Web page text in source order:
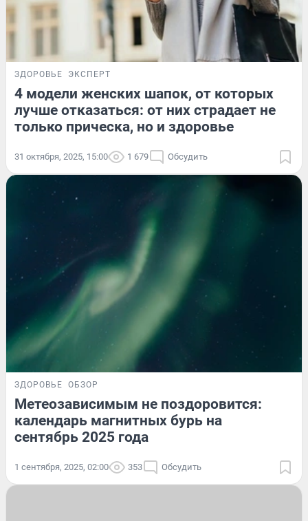
ЗДОРОВЬЕ ЭКСПЕРТ
4 модели женских шапок, от которых
лучше отказаться: от них страдает не
только прическа, но и здоровье
31 октября, 2025, 15:00 1 679 Обсудить
ЗДОРОВЬЕ ОБЗОР
Метеозависимым не поздоровится:
календарь магнитных бурь на
сентябрь 2025 года
1 сентября, 2025, 02:00 353 Обсудить